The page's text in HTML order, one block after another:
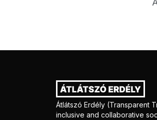
Átlátszó Erdély (Transparent
inclusive and collaborative